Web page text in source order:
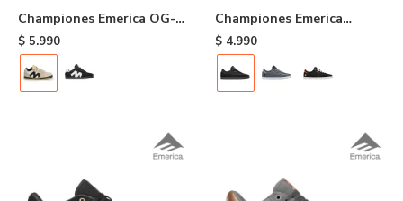
Championes Emerica OG-1
- 264
$ 5.990
Championes Emerica
Gamma - Black
$ 4.990